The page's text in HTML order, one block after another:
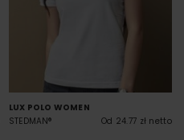
LUX POLO WOMEN
STEDMAN®
Od 24.77 zł netto